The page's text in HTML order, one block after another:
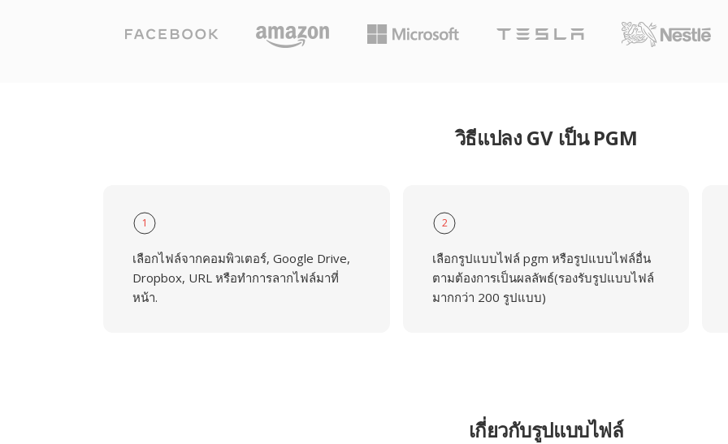
วิธีแปลง GV เป็น PGM
1
เลือกไฟล์จากคอมพิวเตอร์, Google Drive,
Dropbox, URL หรือทำการลากไฟล์มาที่
หน้า.
2
เลือกรูปแบบไฟล์ pgm หรือรูปแบบไฟล์อื่น
ตามต้องการเป็นผลลัพธ์(รองรับรูปแบบไฟล์
มากกว่า 200 รูปแบบ)
เกี่ยวกับรูปแบบไฟล์